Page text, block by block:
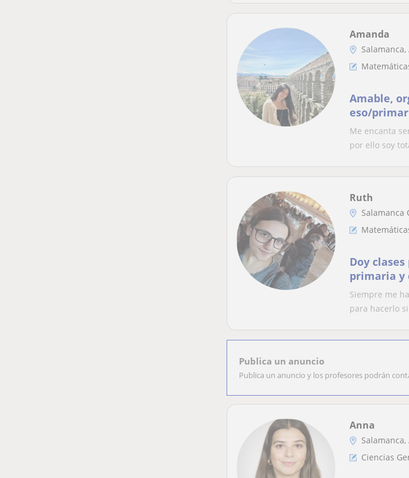
Amanda
Amable,
eso/
Me encanta
por ello soy
Ruth
Salamanca
Doy
primaria y
Siempre me
para hacerlo
Publica un anuncio
Publica un anuncio y los profesores podrán
Anna
Ciencias